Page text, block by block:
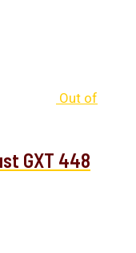
Out of
GXT 448